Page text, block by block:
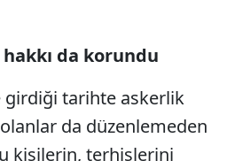
da korundu
girdiği tarihte askerlik
da düzenlemeden
kişilerin, terhislerini